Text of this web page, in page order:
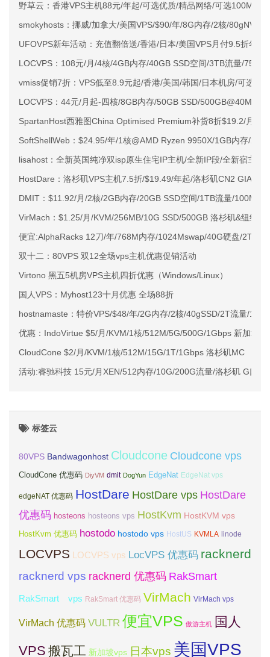
野草云：香港VPS主机88元/年起/可选优质/精品网络/可选100M不
smokyhosts：挪威/加拿大/美国VPS/$90/年/8G内存/2核/
UFOVPS新年活动：充值翻倍送/香港/日本/美国VPS月付9.5折年
LOCVPS：108元/月/4核/4GB内存/40GB SSD空间/3TB流量/
vmiss促销7折：VPS低至8.9元起/香港/美国/韩国/日本机房/可选
LOCVPS：44元/月起-四核/8GB内存/50GB SSD/
SpartanHost西雅图China Optimised Premium补货8折$19.2/月起
SoftShellWeb：$24.95/年/1核@AMD Ryzen 9950X/1GB内存/
lisahost：全新英国纯净双isp原生住宅IP主机/全新IP段/全新宿主机
HostDare：洛杉矶VPS主机7.5折/$19.49/年起/洛杉矶CN2 GIA/日
DMIT：$11.92/月/2核/2GB内存/20GB SSD空间/1TB流量/
VirMach：$1.25/月/KVM/256MB/10G SSD/500GB 洛杉矶&纽约
便宜:AlphaRacks 12刀/年/768M内存/1024Mswap/40G硬盘/2TB流
双十二：80VPS 双12全场vps主机优惠促销活动
Virtono 黑五5机房VPS主机四折优惠（Windows/Linux）
国人VPS：Myhost123十月优惠 全场88折
hostnamaste：特价VPS/$48/年/2G内存/2核/40gSSD/2T流量/
优惠：IndoVirtue $5/月/KVM/1核/512M/5G/500G/1Gbps 新加坡
CloudCone $2/月/KVM/1核/512M/15G/1T/1Gbps 洛杉矶MC
活动:睿驰科技 15元/月XEN/512内存/10G/200G流量/洛杉矶 G口
标签云
80VPS Bandwagonhost Cloudcone Cloudcone vps
CloudCone 优惠码 DiyVM dmit DogYun EdgeNat EdgeNat vps
edgeNAT 优惠码 HostDare HostDare vps HostDare
优惠码 hosteons hosteons vps HostKvm HostKVM vps
HostKvm 优惠码 hostodo hostodo vps HostUS KVMLA linode
LOCVPS LOCVPS vps LocVPS 优惠码 racknerd
racknerd vps racknerd 优惠码 RakSmart
RakSmart vps RakSmart 优惠码 VirMach VirMach vps
VirMach 优惠码 VULTR 便宜VPS 傲游主机 国人
VPS 搬瓦工 新加坡vps 日本vps 美国VPS